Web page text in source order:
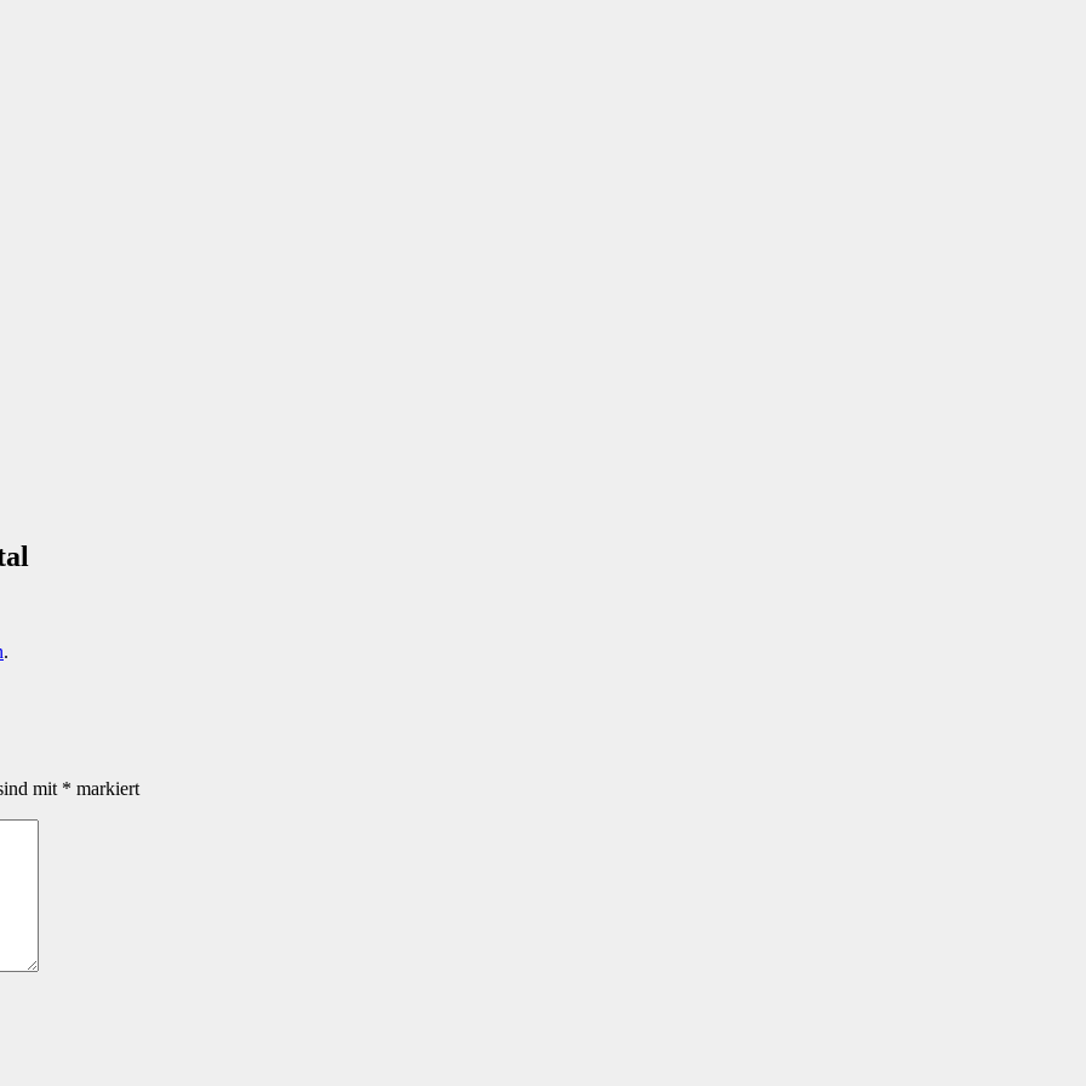
.
mit * markiert